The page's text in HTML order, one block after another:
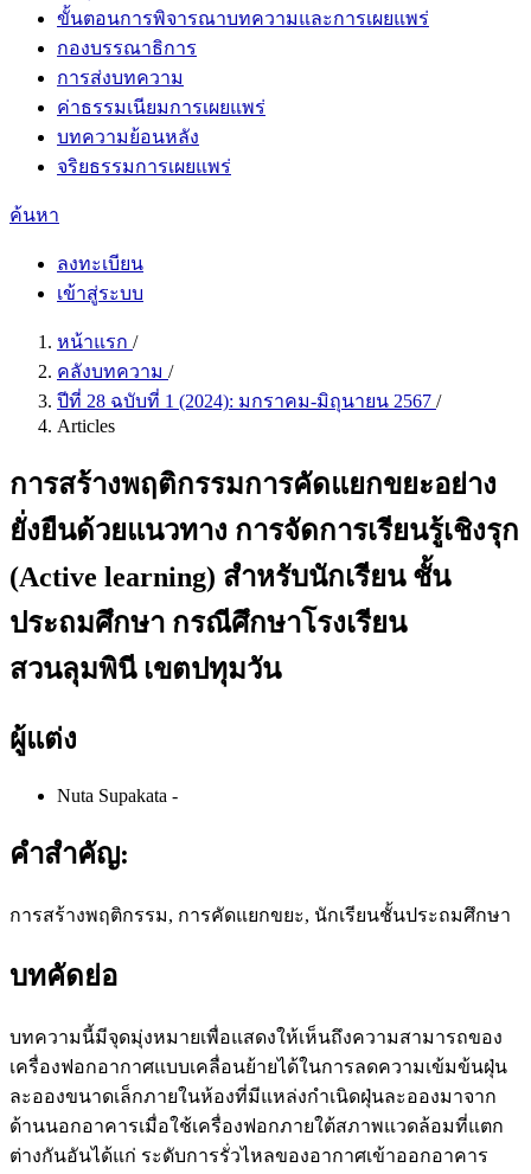
ขั้นตอนการพิจารณาบทความและการเผยแพร่
กองบรรณาธิการ
การส่งบทความ
ค่าธรรมเนียมการเผยแพร่
บทความย้อนหลัง
จริยธรรมการเผยแพร่
ค้นหา
ลงทะเบียน
เข้าสู่ระบบ
หน้าแรก /
คลังบทความ /
ปีที่ 28 ฉบับที่ 1 (2024): มกราคม-มิถุนายน 2567 /
Articles
การสร้างพฤติกรรมการคัดแยกขยะอย่าง
ยั่งยืนด้วยแนวทาง การจัดการเรียนรู้เชิงรุก
(Active learning) สำหรับนักเรียน ชั้น
ประถมศึกษา กรณีศึกษาโรงเรียน
สวนลุมพินี เขตปทุมวัน
ผู้แต่ง
Nuta Supakata -
คำสำคัญ:
การสร้างพฤติกรรม, การคัดแยกขยะ, นักเรียนชั้นประถมศึกษา
บทคัดย่อ
บทความนี้มีจุดมุ่งหมายเพื่อแสดงให้เห็นถึงความสามารถของ
เครื่องฟอกอากาศแบบเคลื่อนย้ายได้ในการลดความเข้มข้นฝุ่น
ละอองขนาดเล็กภายในห้องที่มีแหล่งกำเนิดฝุ่นละอองมาจาก
ด้านนอกอาคารเมื่อใช้เครื่องฟอกภายใต้สภาพแวดล้อมที่แตก
ต่างกันอันได้แก่ ระดับการรั่วไหลของอากาศเข้าออกอาคาร